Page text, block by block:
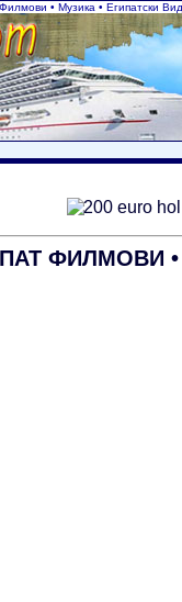
• Музика • Египатски
ФИЛМОВИ •